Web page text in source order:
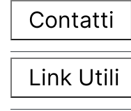
Contatti
Link Utili